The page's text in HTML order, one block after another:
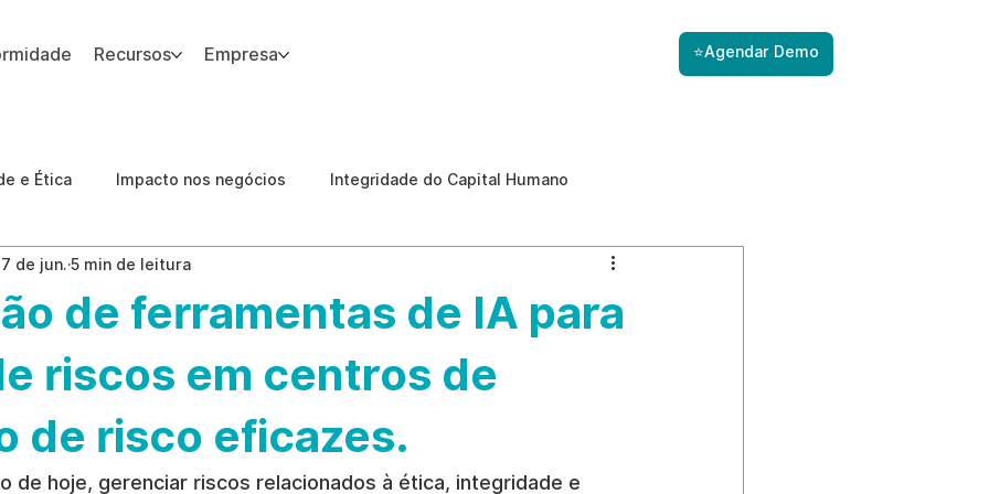
Recursos Empresa ⭐Agendar Demo
e Ética Impacto nos negócios Integridade do Capital Humano
Estudos de caso Gestão de Riscos com IA
Internas revenção de ameaças internas
de ferramentas de IA para
riscos em centros de
de risco eficazes.
de jun. 5 min de leitura
de hoje, gerenciar riscos relacionados à ética, integridade e